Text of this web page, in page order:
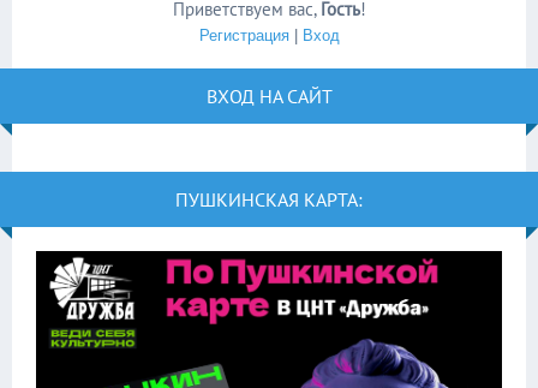
Приветствуем вас, Гость!
Регистрация| Вход
ВХОД НА САЙТ
ПУШКИНСКАЯ КАРТА: